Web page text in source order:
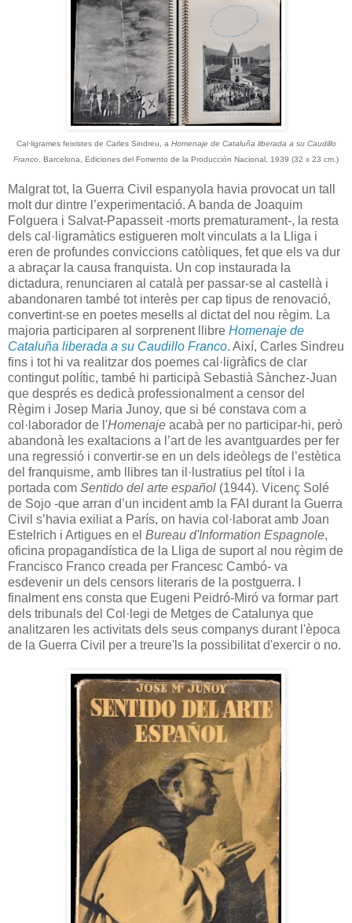
Cal·ligrames feixistes de Carles Sindreu, a Homenaje de Cataluña liberada a su Caudillo
Franco . Barcelona, Ediciones del Fomento de la Producción Nacional, 1939 (32 x 23 cm.)
Malgrat tot, la Guerra Civil espanyola havia provocat un tall
molt dur dintre l’experimentació. A banda de Joaquim
Folguera i Salvat-Papasseit -morts prematurament-, la resta
dels cal·ligramàtics estigueren molt vinculats a la Lliga i
eren de profundes conviccions catòliques, fet que els va dur
a abraçar la causa franquista. Un cop instaurada la
dictadura, renunciaren al català per passar-se al castellà i
abandonaren també tot interès per cap tipus de renovació,
convertint-se en poetes mesells al dictat del nou règim. La
majoria participaren al sorprenent llibre Homenaje de
Cataluña liberada a su Caudillo Franco. Així, Carles Sindreu
fins i tot hi va realitzar dos poemes cal·ligràfics de clar
contingut polític, també hi participà Sebastià Sànchez-Juan
que després es dedicà professionalment a censor del
Règim i Josep Maria Junoy, que si bé constava com a
col·laborador de l'Homenaje acabà per no participar-hi, però
abandonà les exaltacions a l’art de les avantguardes per fer
una regressió i convertir-se en un dels ideòlegs de l’estètica
del franquisme, amb llibres tan il·lustratius pel títol i la
portada com Sentido del arte español (1944). Vicenç Solé
de Sojo -que arran d’un incident amb la FAI durant la Guerra
Civil s’havia exiliat a París, on havia col·laborat amb Joan
Estelrich i Artigues en el Bureau d'Information Espagnole,
oficina propagandística de la Lliga de suport al nou règim de
Francisco Franco creada per Francesc Cambó- va
esdevenir un dels censors literaris de la postguerra. I
finalment ens consta que Eugeni Peidró-Miró va formar part
dels tribunals del Col·legi de Metges de Catalunya que
analitzaren les activitats dels seus companys durant l'època
de la Guerra Civil per a treure'ls la possibilitat d'exercir o no.